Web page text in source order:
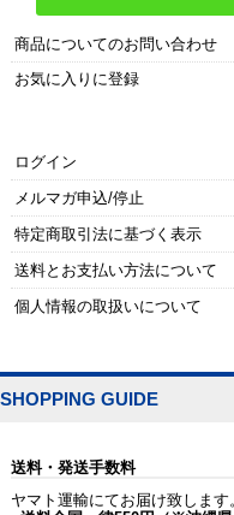
商品についてのお問い合わせ
お気に入りに登録
ログイン
メルマガ申込/停止
特定商取引法に基づく表示
送料とお支払い方法について
個人情報の取扱いについて
SHOPPING GUIDE
送料・発送手数料
ヤマト運輸にてお届け致します